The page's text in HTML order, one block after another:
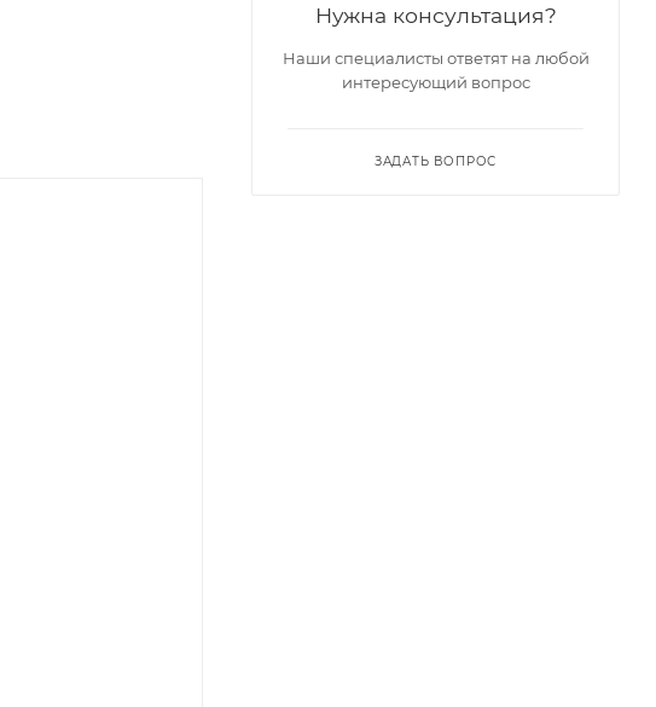
Нужна консультация?
Наши специалисты ответят на любой
интересующий вопрос
ЗАДАТЬ ВОПРОС